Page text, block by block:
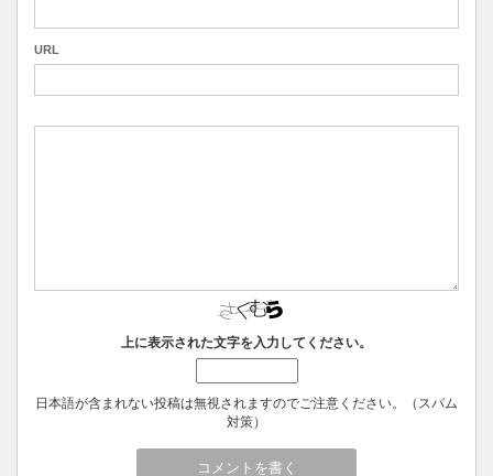
URL
上に表示された文字を入力してください。
日本語が含まれない投稿は無視されますのでご注意ください。（スパム
対策）